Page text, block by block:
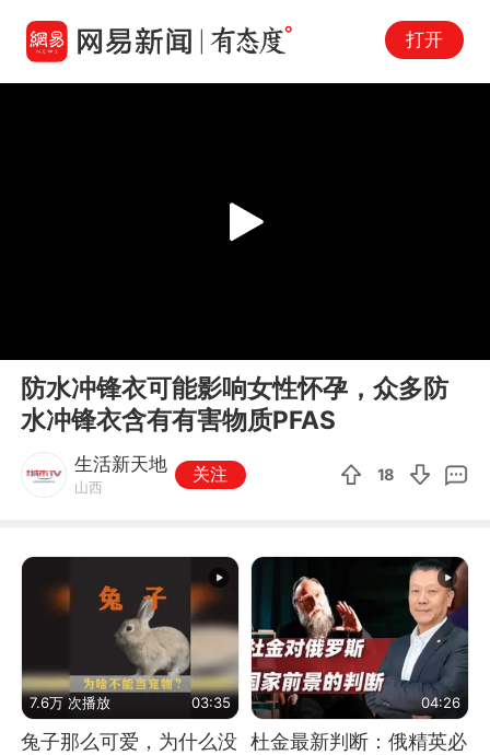
打开
Play
防水冲锋衣可能影响女性怀孕，众多防
水冲锋衣含有有害物质PFAS
生活新天地
山西
关注 18
7.6万 次播放 03:35
兔子那么可爱，为什么没
04:26
杜金最新判断：俄精英必